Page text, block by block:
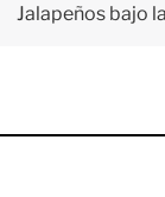
Jalapeños bajo